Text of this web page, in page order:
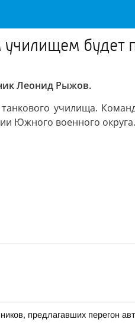
училищем
Леонид Рыжов.
училища.
Южного военного округа.
предлагавших перегон